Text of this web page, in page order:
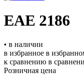
ЕАЕ 2186
• в наличии
в избранное в
к сравнению в
Розничная цена